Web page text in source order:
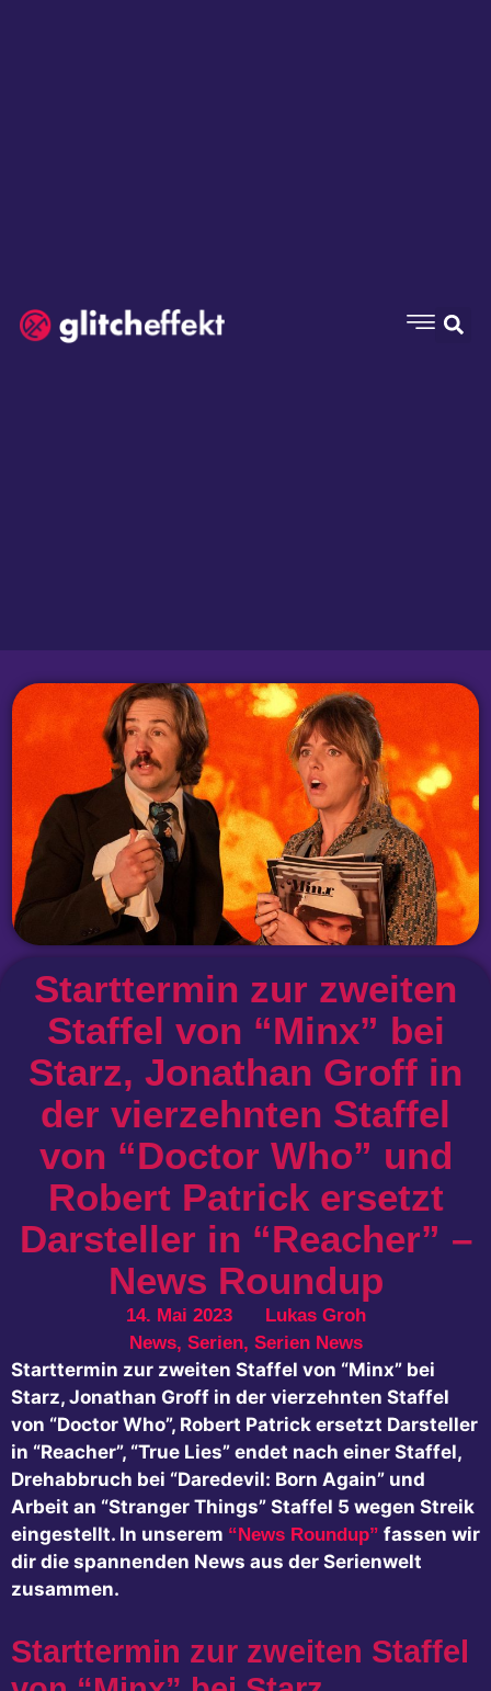
Starttermin zur zweiten
Staffel von “Minx” bei
Starz, Jonathan Groff in
der vierzehnten Staffel
von “Doctor Who” und
Robert Patrick ersetzt
Darsteller in “Reacher” –
News Roundup
14. Mai 2023
Lukas Groh
News, Serien, Serien News
Starttermin zur zweiten Staffel von “Minx” bei
Starz, Jonathan Groff in der vierzehnten Staffel
von “Doctor Who”, Robert Patrick ersetzt Darsteller
in “Reacher”, “True Lies” endet nach einer Staffel,
Drehabbruch bei “Daredevil: Born Again” und
Arbeit an “Stranger Things” Staffel 5 wegen Streik
eingestellt. In unserem “News Roundup” fassen wir
dir die spannenden News aus der Serienwelt
zusammen.
Starttermin zur zweiten Staffel